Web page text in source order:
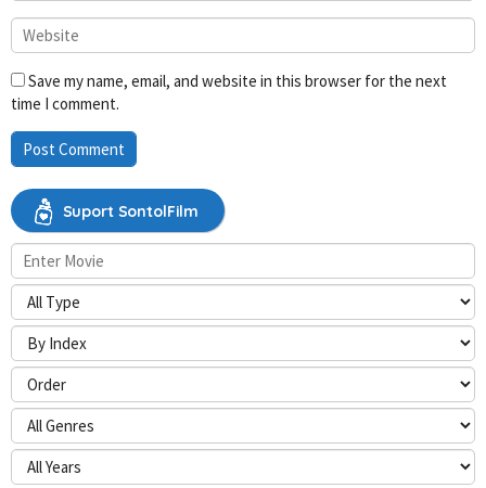
Save my name, email, and website in this browser for the next
time I comment.
Suport SontolFilm